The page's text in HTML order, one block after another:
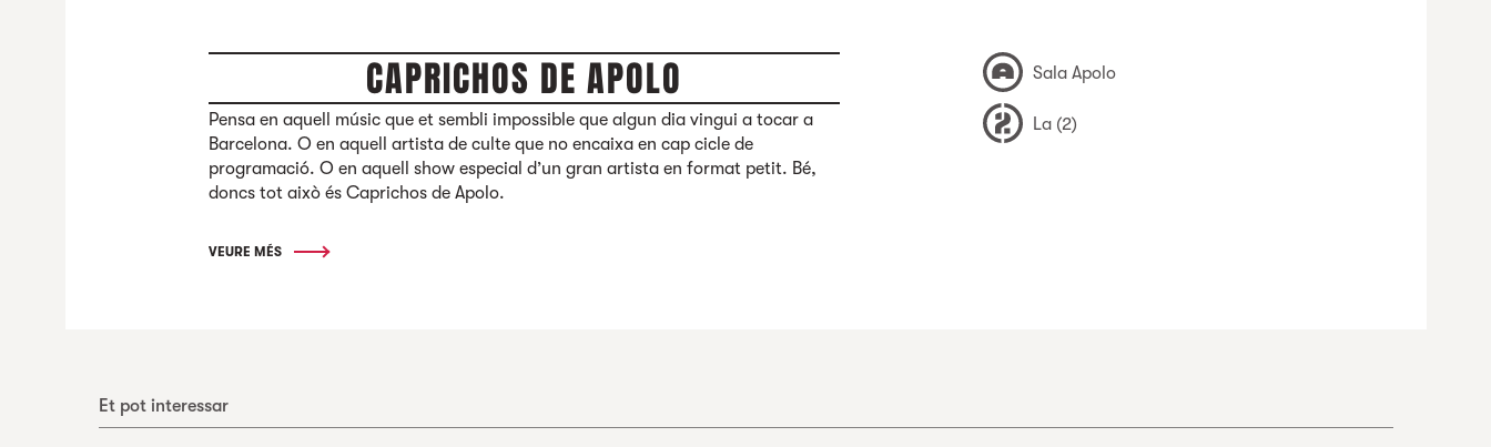
CAPRICHOS DE APOLO
Pensa en aquell músic que et sembli impossible que algun dia vingui a tocar a
Barcelona. O en aquell artista de culte que no encaixa en cap cicle de
programació. O en aquell show especial d’un gran artista en format petit. Bé,
doncs tot això és Caprichos de Apolo.
VEURE MÉS
Sala Apolo
La (2)
Et pot interessar